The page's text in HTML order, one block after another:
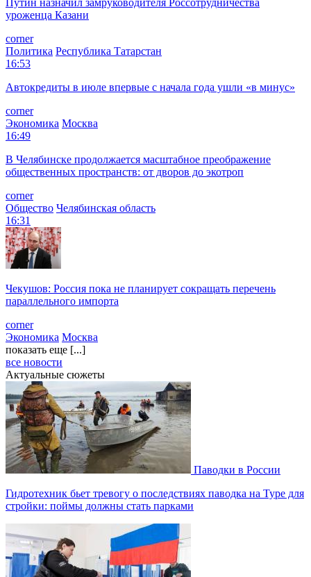
уроженца Казани
corner
Политика Республика Татарстан
16:53
Автокредиты в июле впервые с начала года ушли «в минус»
corner
Экономика Москва
16:49
В Челябинске продолжается масштабное преображение
общественных пространств: от дворов до экотроп
corner
Общество Челябинская область
16:31
Чекушов: Россия пока не планирует сокращать перечень
параллельного импорта
corner
Экономика Москва
показать еще [...]
все новости
Актуальные сюжеты
Паводки в России
Гидротехник бьет тревогу о последствиях паводка на Туре для
стройки: поймы должны стать парками